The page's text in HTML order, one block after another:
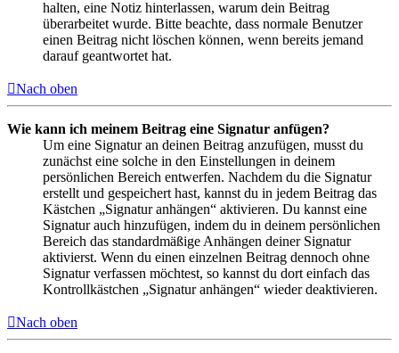
halten, eine Notiz hinterlassen, warum dein Beitrag
überarbeitet wurde. Bitte beachte, dass normale Benutzer
einen Beitrag nicht löschen können, wenn bereits jemand
darauf geantwortet hat.
Nach oben
Wie kann ich meinem Beitrag eine Signatur anfügen?
Um eine Signatur an deinen Beitrag anzufügen, musst du
zunächst eine solche in den Einstellungen in deinem
persönlichen Bereich entwerfen. Nachdem du die Signatur
erstellt und gespeichert hast, kannst du in jedem Beitrag das
Kästchen „Signatur anhängen“ aktivieren. Du kannst eine
Signatur auch hinzufügen, indem du in deinem persönlichen
Bereich das standardmäßige Anhängen deiner Signatur
aktivierst. Wenn du einen einzelnen Beitrag dennoch ohne
Signatur verfassen möchtest, so kannst du dort einfach das
Kontrollkästchen „Signatur anhängen“ wieder deaktivieren.
Nach oben